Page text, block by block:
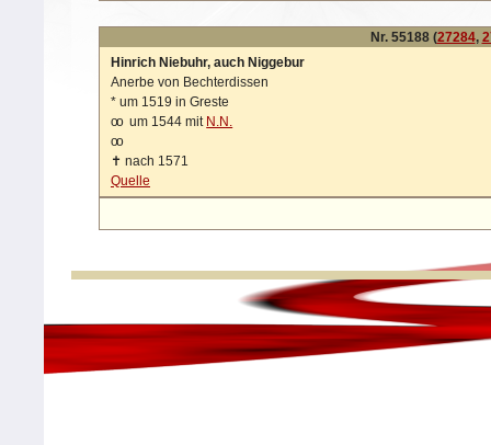
Nr. 55188 (27284,
Hinrich Niebuhr, auch Niggebur
Anerbe von Bechterdissen
* um 1519 in Greste
oo um 1544 mit N.N.
oo
✝ nach 1571
Quelle